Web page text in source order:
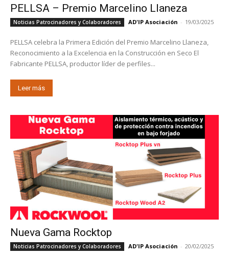
PELLSA – Premio Marcelino Llaneza
Noticias Patrocinadores y Colaboradores AD'IP Asociación - 19/03/2025
PELLSA celebra la Primera Edición del Premio Marcelino Llaneza,
Reconocimiento a la Excelencia en la Construcción en Seco El
Fabricante PELLSA, productor líder de perfiles...
Leer más
Nueva Gama Rocktop
Noticias Patrocinadores y Colaboradores AD'IP Asociación - 20/02/2025